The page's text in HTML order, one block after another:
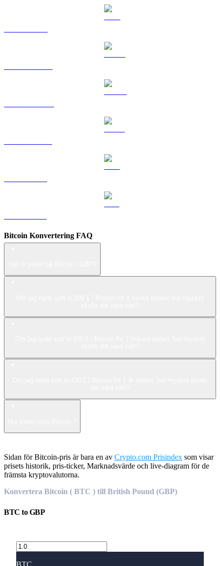
Bitcoin Konvertering FAQ
Sidan för Bitcoin-pris är bara en av Crypto.com Prisindex som visar
prisets historik, pris-ticker, Marknadsvärde och live-diagram för de
främsta kryptovalutorna.
Konvertera Bitcoin ( BTC ) till British Pound (GBP)
BTC toGBP
BTC